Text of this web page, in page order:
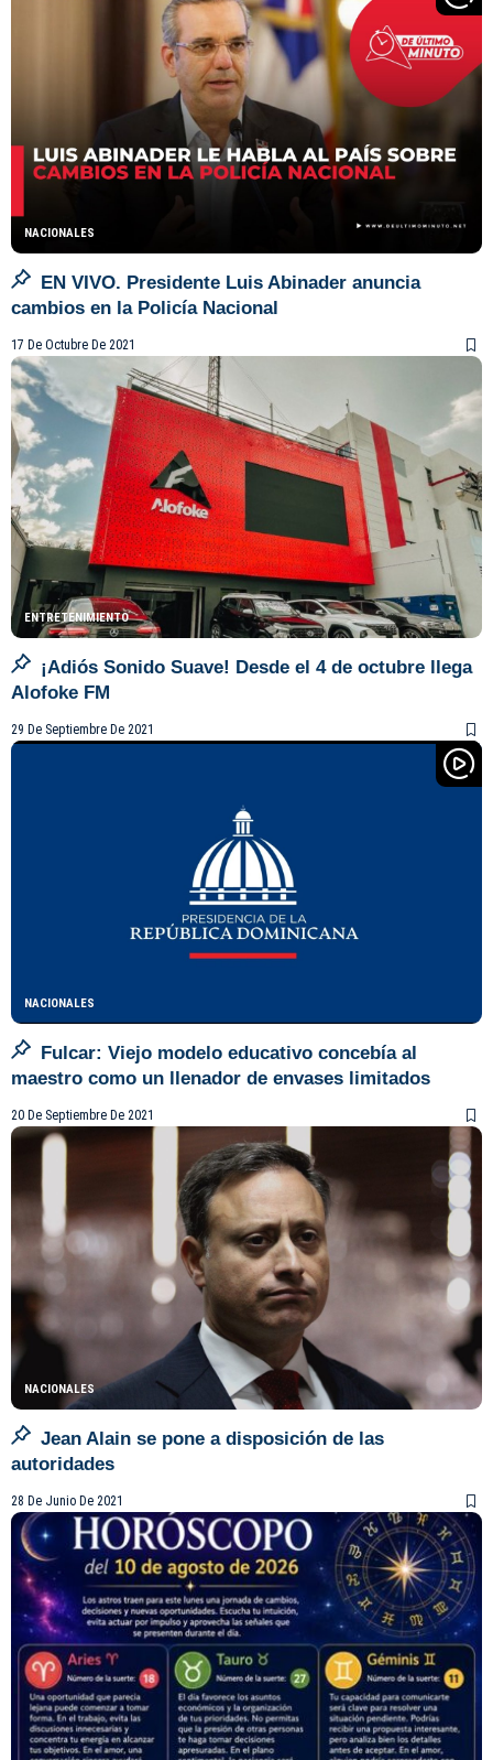
NACIONALES
EN VIVO. Presidente Luis Abinader anuncia
cambios en la Policía Nacional
17 De Octubre De 2021
ENTRETENIMIENTO
¡Adiós Sonido Suave! Desde el 4 de octubre llega
Alofoke FM
29 De Septiembre De 2021
NACIONALES
Fulcar: Viejo modelo educativo concebía al
maestro como un llenador de envases limitados
20 De Septiembre De 2021
NACIONALES
Jean Alain se pone a disposición de las
autoridades
28 De Junio De 2021